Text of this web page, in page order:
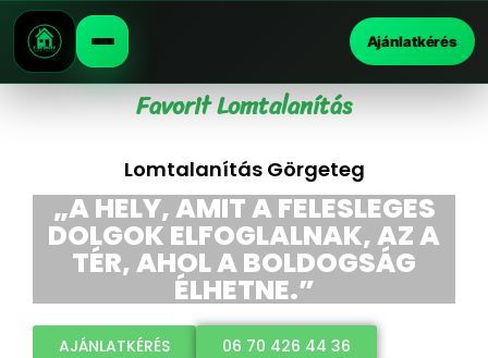
Ajánlatkérés
Favorit Lomtalanítás
Lomtalanítás Görgeteg
„A HELY, AMIT A FELESLEGES
DOLGOK ELFOGLALNAK, AZ A
TÉR, AHOL A BOLDOGSÁG
ÉLHETNE.”
AJÁNLATKÉRÉS 06 70 426 44 36